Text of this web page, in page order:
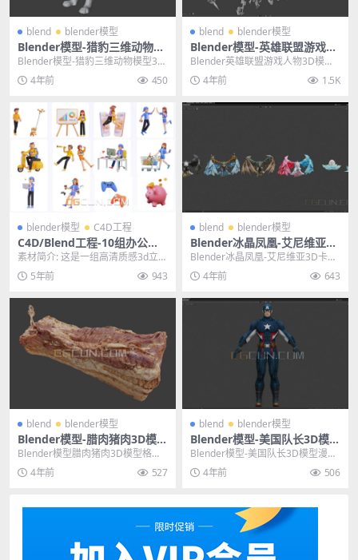
blend blender模型
Blender模型-猎豹三维动物模
型3D模型素材（白模）
Blender模型-猎豹三维动物模型3D
模型素材（白模） 其他推荐: Blen
d... 4年前 450
blend blender模型
Blender模型-英雄联盟游戏人
物3D模型全英雄模型素材（白
模）
Blender英雄联盟游戏人物3D模型
全英雄模型素材（白模） 其他推荐:
Ble...4年前 1.5K
blender模型 C4D工程
C4D/Blend工程-10组办公室
卡通人物互动IP角色购物上班
设计灵感3D立体模型
素材简介: 这是一组高清质感3d立体
人物购物办公互动c4d造型KV海报
设计素材源...
5年前 943
blend blender模型
Blender冰晶凤凰-艾尼维亚3D
卡通模型三维游戏人物模型
Blender冰晶凤凰-艾尼维亚3D卡通
模型三维游戏人物模型 其他推荐: Bl
e... 4年前 643
blend blender模型
Blender模型-腊肉猪肉3D模型
格式支持blend
Blender模型腊肉猪肉3D模型格式
支持blend 其他推荐: Blender...
4年前 527
blend blender模型
Blender模型-美国队长3D模型
漫威三维人物角色模型
Blender模型-美国队长3D模型漫威
三维人物角色模型 其他推荐: Blen
d... 4年前 506